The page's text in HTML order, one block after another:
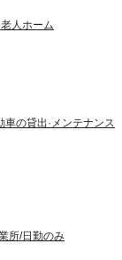
人ホーム
の貸出·メンテナンス
所/日勤のみ